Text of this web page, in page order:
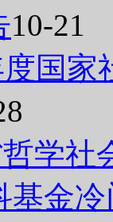
10-21
国
学社
基金